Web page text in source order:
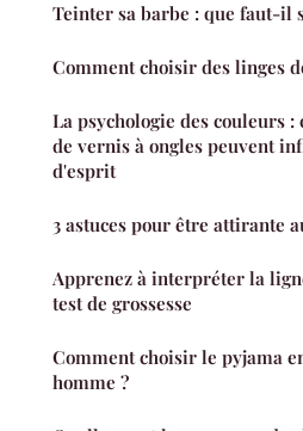
Teinter sa barbe : que faut-il
Comment choisir des linges
La psychologie des couleurs :
de vernis à ongles peuvent
d'esprit
3 astuces pour être attirante
Apprenez à interpréter la
test de grossesse
Comment choisir le pyjama
homme ?